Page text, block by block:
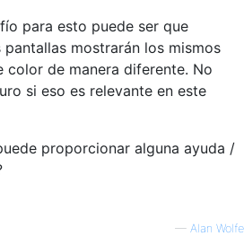
para esto puede ser que
pantallas mostrarán los mismos
color de manera diferente. No
si eso es relevante en este
proporcionar alguna ayuda /
— Alan Wolfe